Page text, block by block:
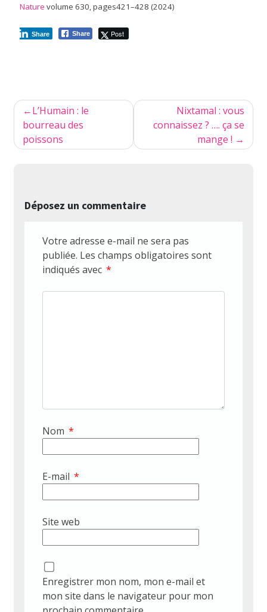
Nature volume 630, pages421–428 (2024)
Share Post
Share
Navigation
de
l’article
L’Humain : le
bourreau des
poissons
Nixtamal : vous
connaissez ? …. ça se
mange !
Déposez un commentaire
Votre adresse e-mail ne sera pas
publiée. Les champs obligatoires sont
indiqués avec *
Nom *
E-mail *
Site web
Enregistrer mon nom, mon e-mail et
mon site dans le navigateur pour mon